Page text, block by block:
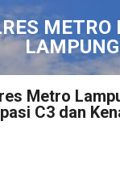
Langsung ke konten
METRO
LAMPUNG
Metro
C3 dan